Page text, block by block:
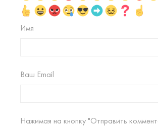
Имя
Ваш Email
Нажимая на кнопку "Отправить